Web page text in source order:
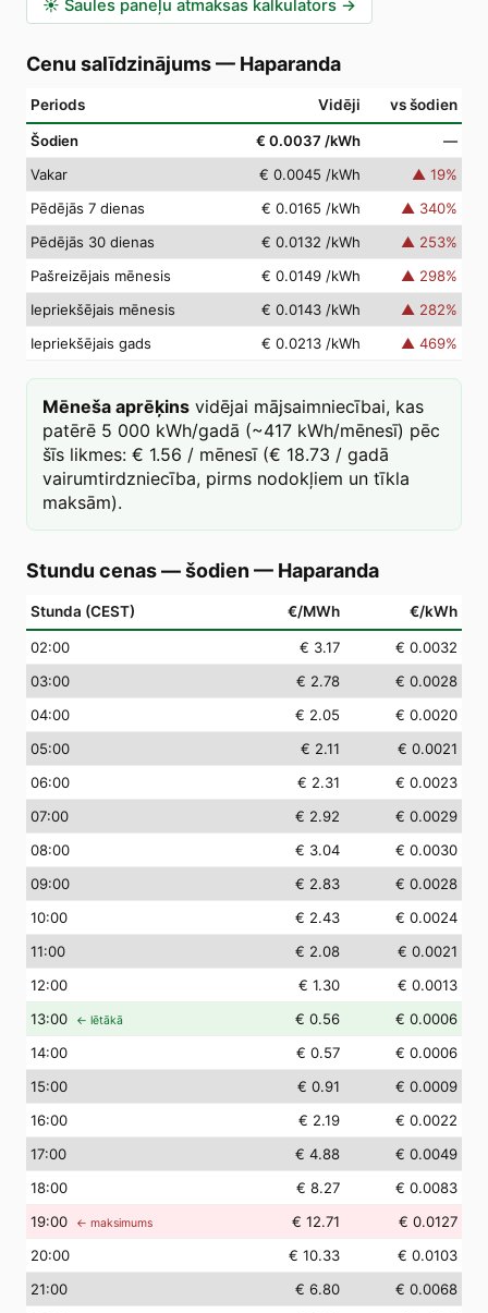
☀️ Saules paneļu atmaksas kalkulators →
Cenu salīdzinājums— Haparanda
Periods Vidēji vs šodien
Šodien € 0.0037 /kWh
—
Vakar
€ 0.0045 /kWh ▲ 19%
Pēdējās 7 dienas
€ 0.0165 /kWh ▲ 340%
Pēdējās 30 dienas
€ 0.0132 /kWh ▲ 253%
Pašreizējais mēnesis
€ 0.0149 /kWh ▲ 298%
Iepriekšējais mēnesis
€ 0.0143 /kWh ▲ 282%
Iepriekšējais gads
€ 0.0213 /kWh ▲ 469%
Mēneša aprēķins vidējai mājsaimniecībai, kas
patērē 5 000 kWh/gadā (~417 kWh/mēnesī) pēc
šīs likmes: € 1.56 / mēnesī (€ 18.73 / gadā
vairumtirdzniecība, pirms nodokļiem un tīkla
maksām).
Stundu cenas — šodien — Haparanda
Stunda (CEST) €/MWh €/kWh
02:00 € 3.17
€ 0.0032
03:00 € 2.78
€ 0.0028
04:00 € 2.05
€ 0.0020
05:00 € 2.11
€ 0.0021
06:00 € 2.31
€ 0.0023
07:00 € 2.92
€ 0.0029
08:00 € 3.04
€ 0.0030
09:00 € 2.83
€ 0.0028
10:00 € 2.43
€ 0.0024
11:00 € 2.08
€ 0.0021
12:00 € 1.30
€ 0.0013
13:00 ← lētākā € 0.56
€ 0.0006
14:00 € 0.57
€ 0.0006
15:00 € 0.91
€ 0.0009
16:00 € 2.19
€ 0.0022
17:00 € 4.88
€ 0.0049
18:00 € 8.27
€ 0.0083
19:00 ← maksimums € 12.71
€ 0.0127
20:00 € 10.33
€ 0.0103
21:00 € 6.80
€ 0.0068